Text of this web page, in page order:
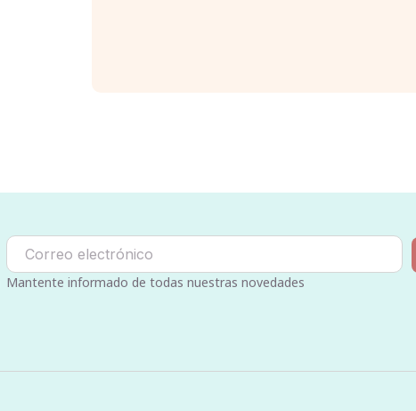
Mantente informado de todas nuestras novedades